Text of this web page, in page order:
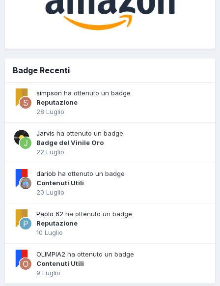
Badge Recenti
simpson ha ottenuto un badge
Reputazione
28 Luglio
Jarvis ha ottenuto un badge
Badge del Vinile Oro
22 Luglio
dariob ha ottenuto un badge
Contenuti Utili
20 Luglio
Paolo 62 ha ottenuto un badge
Reputazione
10 Luglio
OLIMPIA2 ha ottenuto un badge
Contenuti Utili
9 Luglio